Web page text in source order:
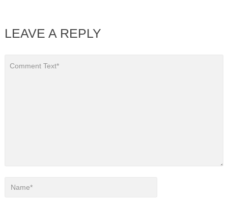
LEAVE A REPLY